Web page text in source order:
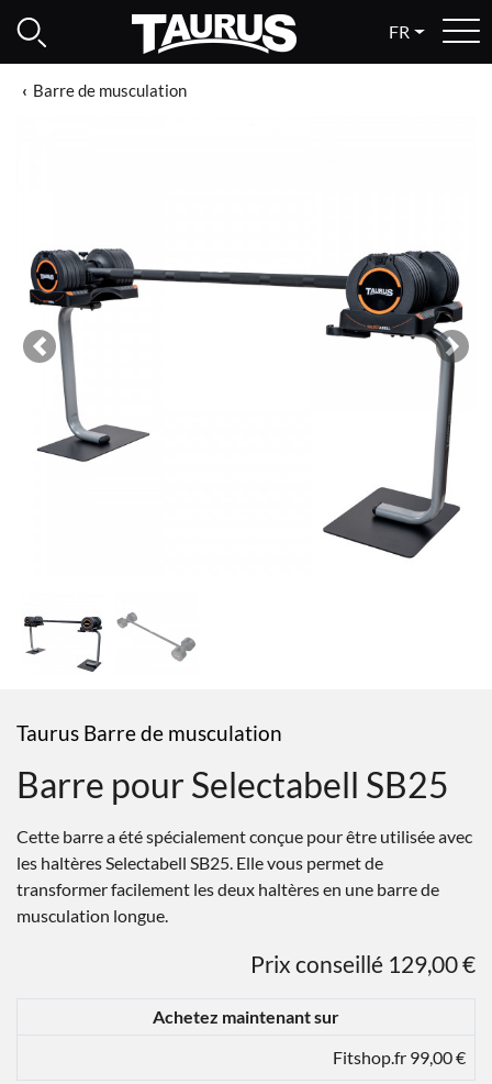
FR
Barre de musculation
Previous Next
Taurus Barre de musculation
Barre pour Selectabell SB25
Cette barre a été spécialement conçue pour être utilisée avec
les haltères Selectabell SB25. Elle vous permet de
transformer facilement les deux haltères en une barre de
musculation longue.
Prix conseillé 129,00 €
Achetez maintenant sur
Fitshop.fr 99,00 €